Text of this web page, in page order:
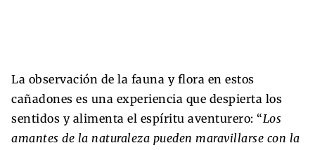
La observación de la fauna y flora en estos
cañadones es una experiencia que despierta los
sentidos y alimenta el espíritu aventurero: “Los
amantes de la naturaleza pueden maravillarse con la